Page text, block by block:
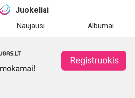
Juokeliai
Naujausi Albumai